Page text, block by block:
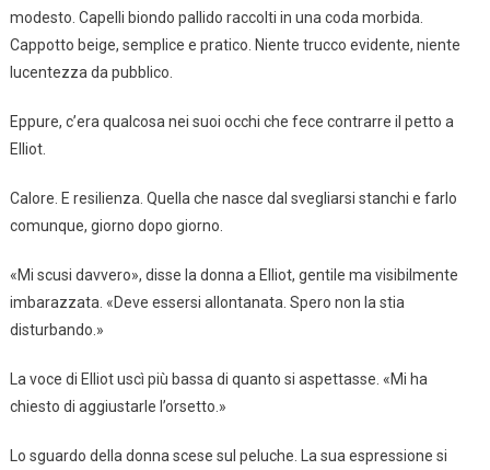
modesto. Capelli biondo pallido raccolti in una coda morbida.
Cappotto beige, semplice e pratico. Niente trucco evidente, niente
lucentezza da pubblico.
Eppure, c’era qualcosa nei suoi occhi che fece contrarre il petto a
Elliot.
Calore. E resilienza. Quella che nasce dal svegliarsi stanchi e farlo
comunque, giorno dopo giorno.
«Mi scusi davvero», disse la donna a Elliot, gentile ma visibilmente
imbarazzata. «Deve essersi allontanata. Spero non la stia
disturbando.»
La voce di Elliot uscì più bassa di quanto si aspettasse. «Mi ha
chiesto di aggiustarle l’orsetto.»
Lo sguardo della donna scese sul peluche. La sua espressione si